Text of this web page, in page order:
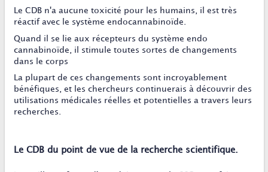
Le CDB n'a aucune toxicité pour les humains, il est très
réactif avec le système endocannabinoïde.
Quand il se lie aux récepteurs du système endo
cannabinoïde, il stimule toutes sortes de changements
dans le corps
La plupart de ces changements sont incroyablement
bénéfiques, et les chercheurs continuerais à découvrir des
utilisations médicales réelles et potentielles a travers leurs
recherches.
Le CDB du point de vue de la recherche scientifique.